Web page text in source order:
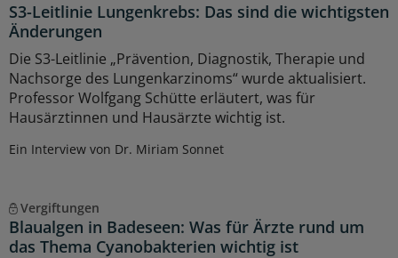
S3-Leitlinie Lungenkrebs: Das sind die wichtigsten
Änderungen
Die S3-Leitlinie „Prävention, Diagnostik, Therapie und
Nachsorge des Lungenkarzinoms“ wurde aktualisiert.
Professor Wolfgang Schütte erläutert, was für
Hausärztinnen und Hausärzte wichtig ist.
Ein Interview von Dr. Miriam Sonnet
Vergiftungen
Blaualgen in Badeseen: Was für Ärzte rund um
das Thema Cyanobakterien wichtig ist